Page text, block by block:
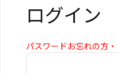
ログイン
パスワードお忘れの方